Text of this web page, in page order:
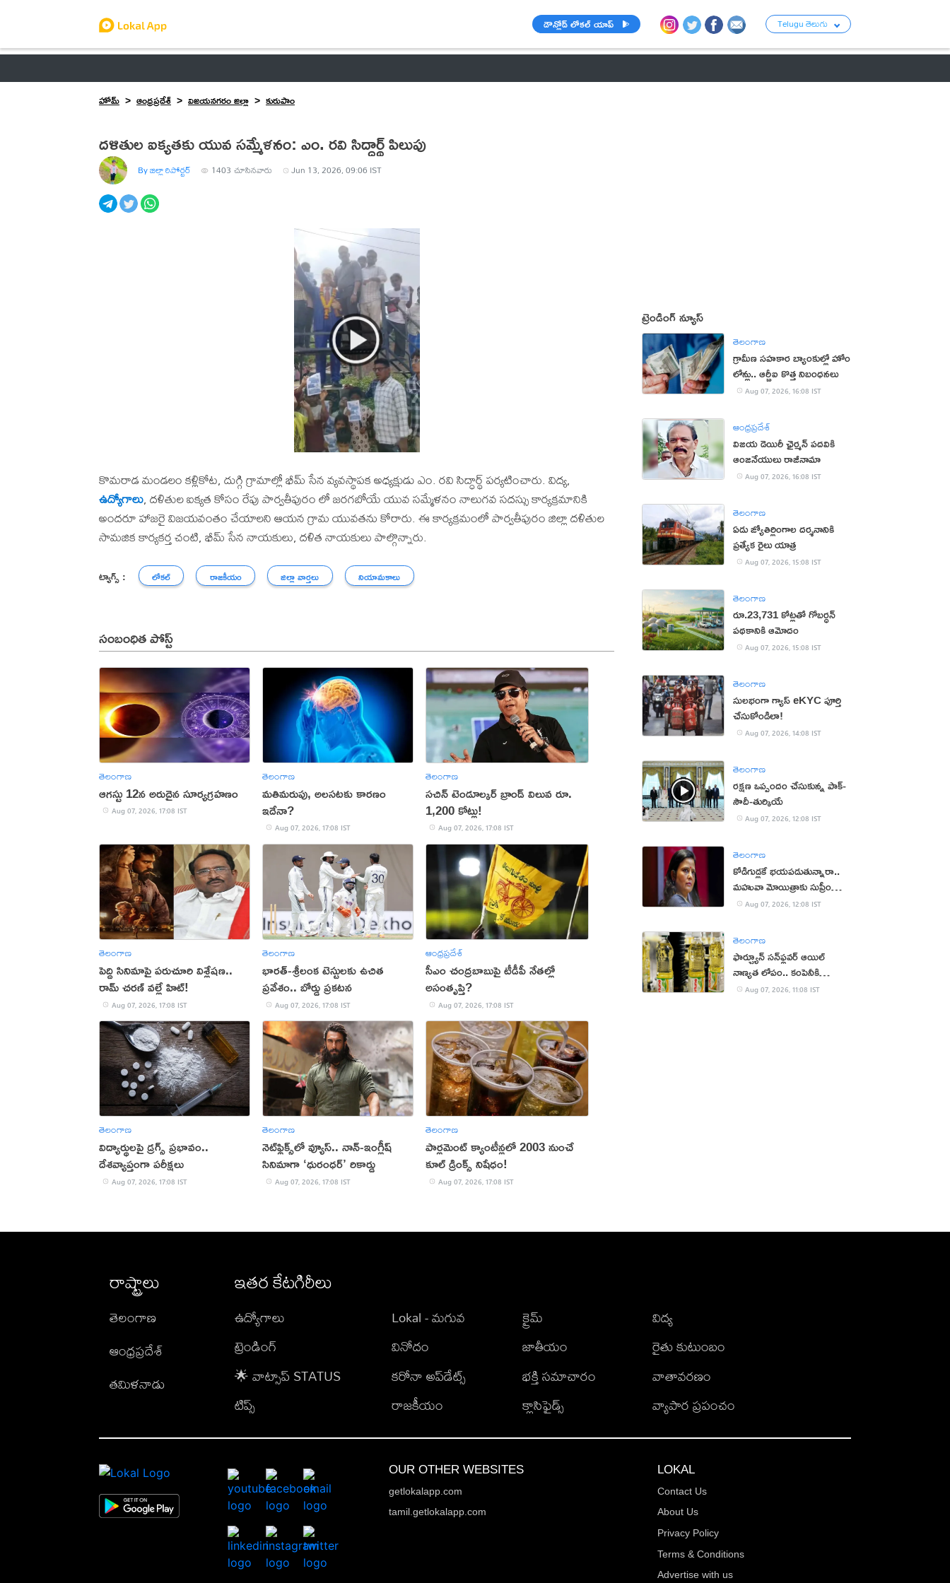
డౌన్లోడ్ లోకల్ యాప్ Telugu తెలుగు
హోమ్
ఆంధ్రప్రదేశ్ విజయనగరం జిల్లా కురుపాం
దళితుల ఐక్యతకు యువ సమ్మేళనం: ఎం. రవి సిద్ధార్థ్ పిలుపు
By జిల్లా రిపోర్టర్ 1403 చూసినవారు Jun 13, 2026, 09:06 IST
కొమరాడ మండలం కళ్లికోట, దుగ్గి గ్రామాల్లో భీమ్ సేన వ్యవస్థాపక అధ్యక్షుడు ఎం. రవి సిద్ధార్థ్ పర్యటించారు. విద్య,
ఉద్యోగాలు, దళితుల ఐక్యత కోసం రేపు పార్వతీపురం లో జరగబోయే యువ సమ్మేళనం నాలుగవ సదస్సు కార్యక్రమానికి
అందరూ హాజరై విజయవంతం చేయాలని ఆయన గ్రామ యువతను కోరారు. ఈ కార్యక్రమంలో పార్వతీపురం జిల్లా దళితుల
సామజిక కార్యకర్త చంటి, భీమ్ సేన నాయకులు, దళిత నాయకులు పాల్గొన్నారు.
ట్యాగ్స్ : లోకల్ రాజకీయం జిల్లా వార్తలు నియామకాలు
సంబంధిత పోస్ట్
తెలంగాణ
ఆగస్టు 12న అరుదైన సూర్యగ్రహణం
Aug 07, 2026, 17:08 IST
తెలంగాణ
మతిమరుపు, అలసటకు కారణం
ఇదేనా?
Aug 07, 2026, 17:08 IST
తెలంగాణ
సచిన్ టెండూల్కర్ బ్రాండ్ విలువ రూ.
1,200 కోట్లు!
Aug 07, 2026, 17:08 IST
తెలంగాణ
పెద్ది సినిమాపై పరుచూరి విశ్లేషణ..
రామ్ చరణ్ వల్లే హిట్!
Aug 07, 2026, 17:08 IST
తెలంగాణ
భారత్-శ్రీలంక టెస్టులకు ఉచిత
ప్రవేశం.. బోర్డు ప్రకటన
Aug 07, 2026, 17:08 IST
ఆంధ్రప్రదేశ్
సీఎం చంద్రబాబుపై టీడీపీ నేతల్లో
అసంతృప్తి?
Aug 07, 2026, 17:08 IST
తెలంగాణ
విద్యార్థులపై డ్రగ్స్ ప్రభావం..
దేశవ్యాప్తంగా పరీక్షలు
Aug 07, 2026, 17:08 IST
తెలంగాణ
నెట్‌ఫ్లిక్స్‌లో వ్యూస్.. నాన్-ఇంగ్లీష్
సినిమాగా ‘ధురంధర్’ రికార్డు
Aug 07, 2026, 17:08 IST
తెలంగాణ
పార్లమెంట్ క్యాంటీన్లలో 2003 నుంచే
కూల్ డ్రింక్స్ నిషేధం!
Aug 07, 2026, 17:08 IST
ట్రెండింగ్ న్యూస్
తెలంగాణ
గ్రామీణ సహకార బ్యాంకుల్లో హోం
లోన్లు.. ఆర్బీఐ కొత్త నిబంధనలు
Aug 07, 2026, 16:08 IST
ఆంధ్రప్రదేశ్
విజయ డెయిరీ ఛైర్మన్ పదవికి
ఆంజనేయులు రాజీనామా
Aug 07, 2026, 16:08 IST
తెలంగాణ
ఏడు జ్యోతిర్లింగాల దర్శనానికి
ప్రత్యేక రైలు యాత్ర
Aug 07, 2026, 15:08 IST
తెలంగాణ
రూ.23,731 కోట్లతో గోబర్ధన్
పథకానికి ఆమోదం
Aug 07, 2026, 15:08 IST
తెలంగాణ
సులభంగా గ్యాస్ eKYC పూర్తి
చేసుకోండిలా!
Aug 07, 2026, 14:08 IST
తెలంగాణ
రక్షణ ఒప్పందం చేసుకున్న పాక్‌-
సౌదీ-తుర్కియే
Aug 07, 2026, 12:08 IST
తెలంగాణ
కోడిగుడ్లకే భయపడుతున్నారా..
మహువా మోయిత్రాకు సుప్రీం
చురకలు
Aug 07, 2026, 12:08 IST
తెలంగాణ
ఫార్చ్యూన్ సన్‌ఫ్లవర్ ఆయిల్
నాణ్యత లోపం.. కంపెనీకి
జరిమానా
Aug 07, 2026, 11:08 IST
రాష్ట్రాలు
తెలంగాణ
ఆంధ్రప్రదేశ్
తమిళనాడు
ఇతర కేటగిరీలు
ఉద్యోగాలు
ట్రెండింగ్
🌟 వాట్సాప్ STATUS
టిప్స్
Lokal - మగువ
వినోదం
కరోనా అప్‌డేట్స్
రాజకీయం
క్రైమ్
జాతీయం
భక్తి సమాచారం
క్లాసిఫైడ్స్
విద్య
రైతు కుటుంబం
వాతావరణం
వ్యాపార ప్రపంచం
OUR OTHER WEBSITES
getlokalapp.com
tamil.getlokalapp.com
LOKAL
Contact Us
About Us
Privacy Policy
Terms & Conditions
Advertise with us